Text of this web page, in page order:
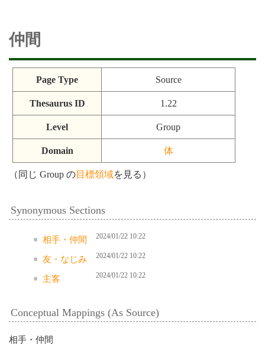
仲間
Page Type Source
Thesaurus ID 1.22
Level Group
Domain 体
（同じ Group の目標領域を見る）
Synonymous Sections
相手・仲間 2024/01/22 10:22
友・なじみ 2024/01/22 10:22
主客 2024/01/22 10:22
Conceptual Mappings (As Source)
相手・仲間